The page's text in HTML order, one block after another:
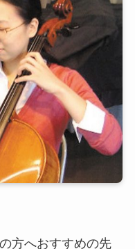
方へおすすめの先